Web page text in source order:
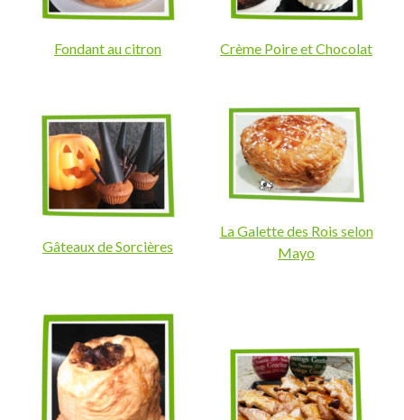
Fondant au citron Crème Poire et Chocolat
Gâteaux de Sorcières
La Galette des Rois selon
Mayo